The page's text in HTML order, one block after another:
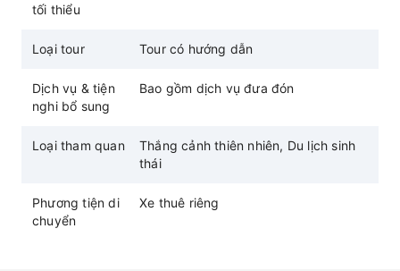
tối thiểu
Loại tour Tour có hướng dẫn
Dịch vụ & tiện
nghi bổ sung
Bao gồm dịch vụ đưa đón
Loại tham quan
Thắng cảnh thiên nhiên, Du lịch sinh
thái
Phương tiện di
chuyển
Xe thuê riêng